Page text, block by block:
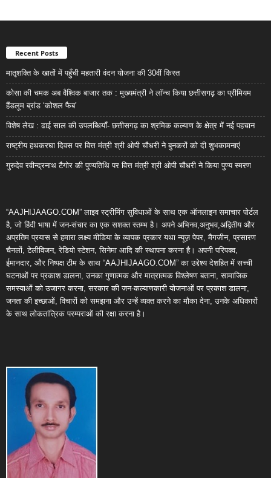
Recent Posts
मातृशक्ति के खातों में पहुँची महतारी वंदन योजना की 30वीं किस्त
कोसा की चमक अब वैश्विक बाजार तक : मुख्यमंत्री ने लॉन्च किया छत्तीसगढ़ का प्रीमियम
हैंडलूम ब्रांड ‘कोशल फैब’
विशेष लेख : ढाई साल की उपलब्धियाँ- छत्तीसगढ़ का श्रमिक कल्याण के क्षेत्र में नई पहचान
राष्ट्रीय हथकरघा दिवस पर वित्त मंत्री श्री ओपी चौधरी ने बुनकरों को दी शुभकामनाएं
गुरुदेव रवीन्द्रनाथ टैगोर की पुण्यतिथि पर वित्त मंत्री श्री ओपी चौधरी ने किया पुण्य स्मरण
“AAJHIJAAGO.COM” लाइव स्ट्रीमिंग सुविधाओं के साथ एक ऑनलाइन समाचार पोर्टल
है, जो हिंदी भाषा में जन-संचार का एक सशक्त स्तम्भ है। अपने अभिनव,अनुभव,अद्वितीय और
अप्रतिम प्रयास से हमारा लक्ष्य मीडिया के व्यापक प्रकार यथा न्यूज़ पेपर, मैगजीन, प्रसारण
चैनलों, टेलीविजन, रेडियो स्टेशन, सिनेमा आदि की स्थापना करना है। अपनी परिपक्व,
ईमानदार, और निष्पक्ष टीम के साथ “AAJHIJAAGO.COM” का उद्देश्य देशहित में सच्ची
घटनाओं पर प्रकाश डालना, उनका गुणात्मक और मात्रात्मक विश्लेषण बताना, सामाजिक
समस्याओं को उजागर करना, सरकार की जन-कल्याणकारी योजनाओं पर प्रकाश डालना,
जनता की इच्छाओं, विचारों को समझना और उन्हें व्यक्त करने का मौका देना, उनके अधिकारों
के साथ लोकतांत्रिक परम्पराओं की रक्षा करना है।